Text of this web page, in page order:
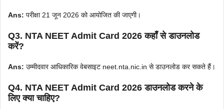
Ans: परीक्षा 21 जून 2026 को आयोजित की जाएगी।
Q3. NTA NEET Admit Card 2026 कहाँ से डाउनलोड
करें?
Ans: उम्मीदवार आधिकारिक वेबसाइट neet.nta.nic.in से डाउनलोड कर सकते हैं।
Q4. NTA NEET Admit Card 2026 डाउनलोड करने के
लिए क्या चाहिए?